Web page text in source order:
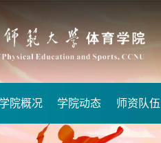
学院概况 学院动态 师资队伍